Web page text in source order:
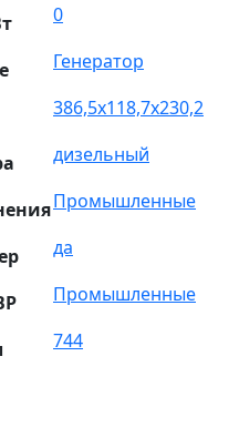
0
Генератор
386,5х118,7х230,2
дизельный
Промышленные
да
Промышленные
744